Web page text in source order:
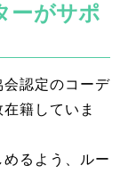
ーがサポ
会認定のコーデ
籍していま
るよう、ルー